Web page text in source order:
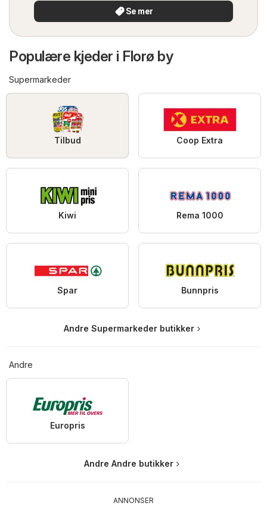
Se mer
Populære kjeder i Florø by
Supermarkeder
Tilbud Coop Extra
Kiwi Rema 1000
Spar Bunnpris
Andre Supermarkeder butikker
Andre
Europris
Andre Andre butikker
ANNONSER